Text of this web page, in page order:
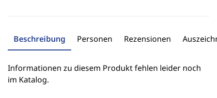
Beschreibung Personen Rezensionen
Informationen zu diesem Produkt fehlen leider noch
im Katalog.